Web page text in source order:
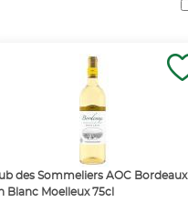
des Sommeliers AOC Bordeaux
Blanc Moelleux 75cl